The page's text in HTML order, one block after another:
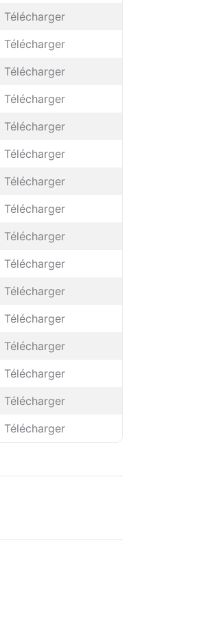
Télécharger
Télécharger
Télécharger
Télécharger
Télécharger
Télécharger
Télécharger
Télécharger
Télécharger
Télécharger
Télécharger
Télécharger
Télécharger
Télécharger
Télécharger
Télécharger